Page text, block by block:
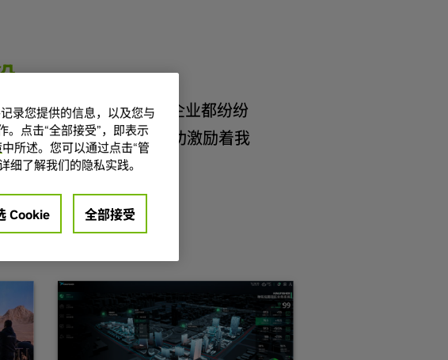
作室，来自全球各地的企业都纷纷
的技术获得的经验与成功激励着我
新的可能。
案例。
录您提供的信息，以及您与
。点击“全部接受”，即表示
中所述。您可以通过点击“管
细了解我们的隐私实践。
Cookie 全部接受